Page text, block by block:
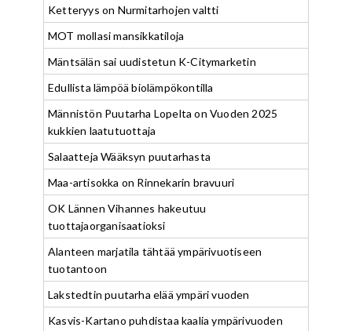
Ketteryys on Nurmitarhojen valtti
MOT mollasi mansikkatiloja
Mäntsälän sai uudistetun K-Citymarketin
Edullista lämpöä biolämpökontilla
Männistön Puutarha Lopelta on Vuoden 2025
kukkien laatutuottaja
Salaatteja Wääksyn puutarhasta
Maa-artisokka on Rinnekarin bravuuri
OK Lännen Vihannes hakeutuu
tuottajaorganisaatioksi
Alanteen marjatila tähtää ympärivuotiseen
tuotantoon
Lakstedtin puutarha elää ympäri vuoden
Kasvis-Kartano puhdistaa kaalia ympärivuoden